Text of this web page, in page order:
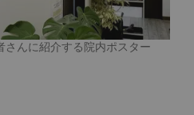
んに紹介する院内ポスター